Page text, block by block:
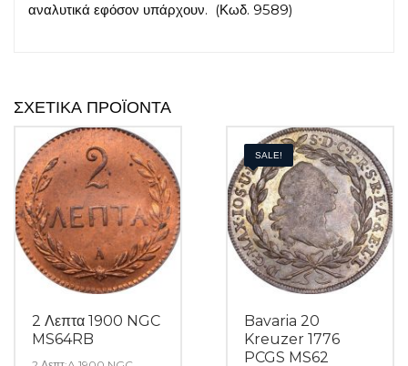
αναλυτικά εφόσον υπάρχουν. (Κωδ. 9589)
ΣΧΕΤΙΚΆ ΠΡΟΪΌΝΤΑ
2 Λεπτα 1900 NGC
MS64RB
SALE!
Bavaria 20
Kreuzer 1776
PCGS MS62